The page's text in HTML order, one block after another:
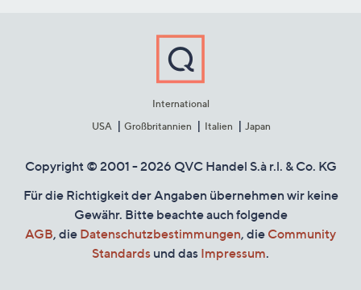
International
USA
Großbritannien Italien Japan
Copyright © 2001 - 2026 QVC Handel S.à r.l. & Co. KG
Für die Richtigkeit der Angaben übernehmen wir keine
Gewähr. Bitte beachte auch folgende
AGB, die Datenschutzbestimmungen, die Community
Standards und das Impressum.